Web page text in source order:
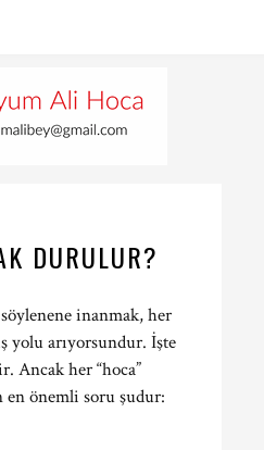
DURULUR?
inanmak, her
yolu arıyorsundur. İşte
Ancak her “hoca”
en önemli soru şudur: